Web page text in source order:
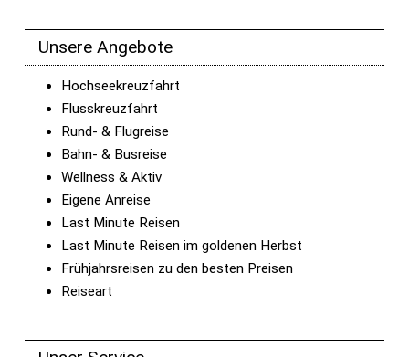
Unsere Angebote
Hochseekreuzfahrt
Flusskreuzfahrt
Rund- & Flugreise
Bahn- & Busreise
Wellness & Aktiv
Eigene Anreise
Last Minute Reisen
Last Minute Reisen im goldenen Herbst
Frühjahrsreisen zu den besten Preisen
Reiseart